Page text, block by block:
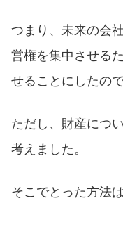
つまり、未来の会
営権を集中させる
せることにしたので
ただし、財産につ
考えました。
そこでとった方法